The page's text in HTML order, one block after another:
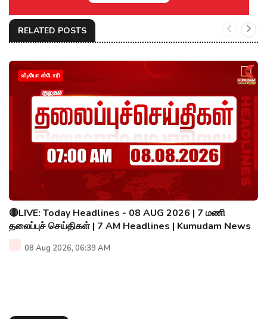
RELATED POSTS
வீடியோ ஸ்டோரி
🔴LIVE: Today Headlines - 08 AUG 2026 | 7 மணி
தலைப்புச் செய்திகள் | 7 AM Headlines | Kumudam News
08 Aug 2026, 06:39 AM